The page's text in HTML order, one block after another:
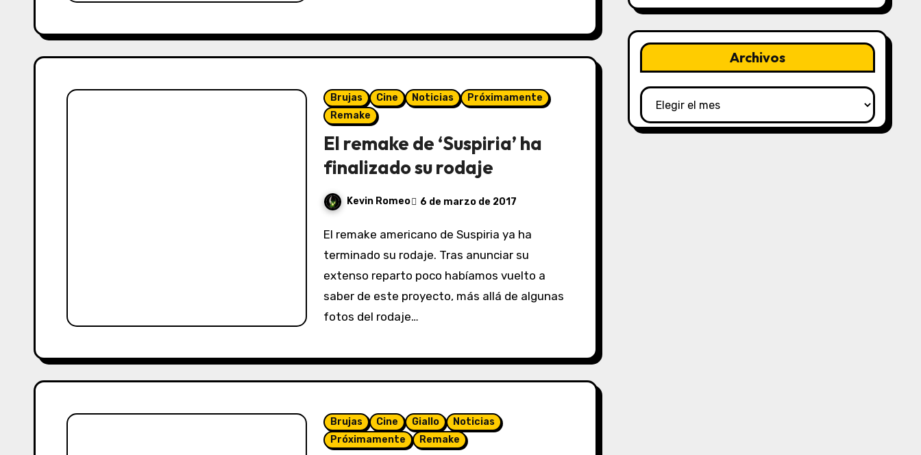
Brujas Cine Noticias
Próximamente
Remake
El remake de ‘Suspiria’ ha
finalizado su rodaje
Kevin Romeo 6 de marzo de 2017
El remake americano de Suspiria ya ha
terminado su rodaje. Tras anunciar su
extenso reparto poco habíamos vuelto a
saber de este proyecto, más allá de algunas
fotos del rodaje…
Brujas Cine Giallo
Noticias
Próximamente
Remake
Archivos
Archivos